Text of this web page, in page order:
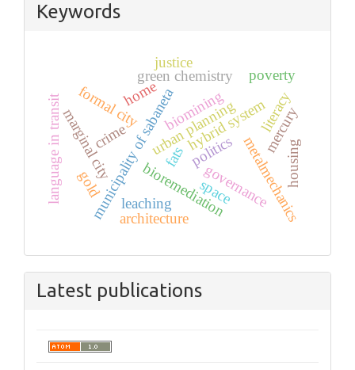
Keywords
urban planning
governance
municipality of sabanetahybrid system
bioremediation metalmechanics
fats
marginal city
formal city
leaching
mercury
gold
biomining
green chemistry
justice
politics
crime
literacy
language in transit
architecture
housing
space
poverty
home
Latest publications